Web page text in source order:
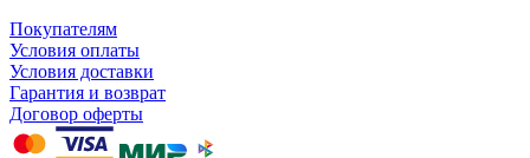
Покупателям
Условия оплаты
Условия доставки
Гарантия и возврат
Договор оферты